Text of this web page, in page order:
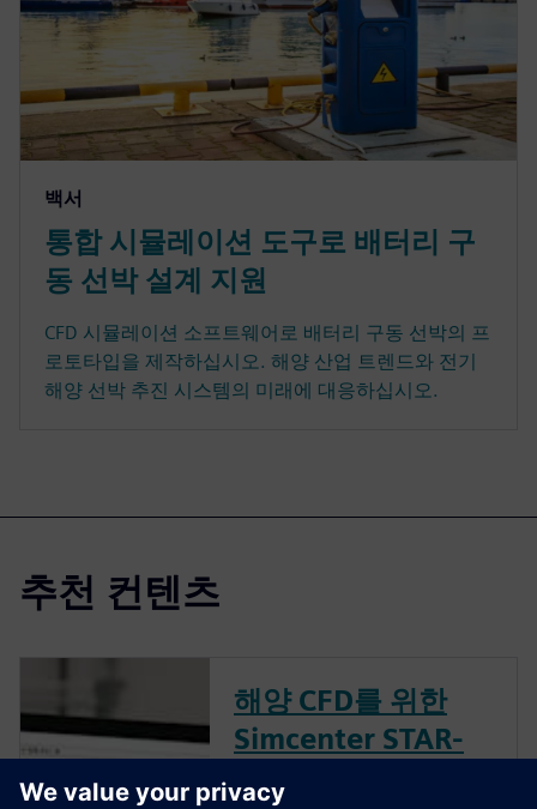
백서
통합 시뮬레이션 도구로 배터리 구
동 선박 설계 지원
CFD 시뮬레이션 소프트웨어로 배터리 구동 선박의 프
로토타입을 제작하십시오. 해양 산업 트렌드와 전기
해양 선박 추진 시스템의 미래에 대응하십시오.
추천 컨텐츠
해양 CFD를 위한
Simcenter STAR-
CCM+ 무료 체험판